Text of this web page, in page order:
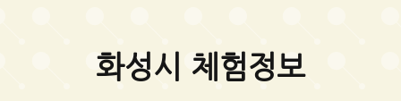
화성시 체험정보